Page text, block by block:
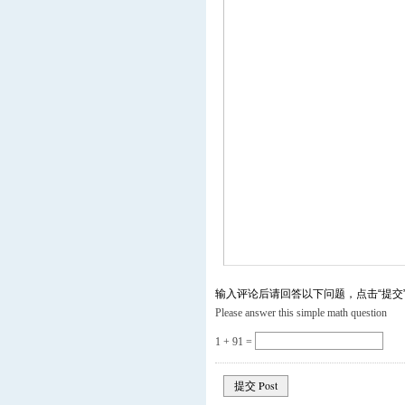
输入评论后请回答以下问题，点击“提交
Please answer this simple math question
1 + 91 =